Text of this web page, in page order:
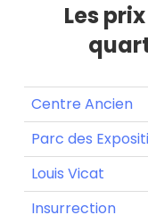
Les
Centre Ancien
Parc des
Louis Vicat
Insurrection